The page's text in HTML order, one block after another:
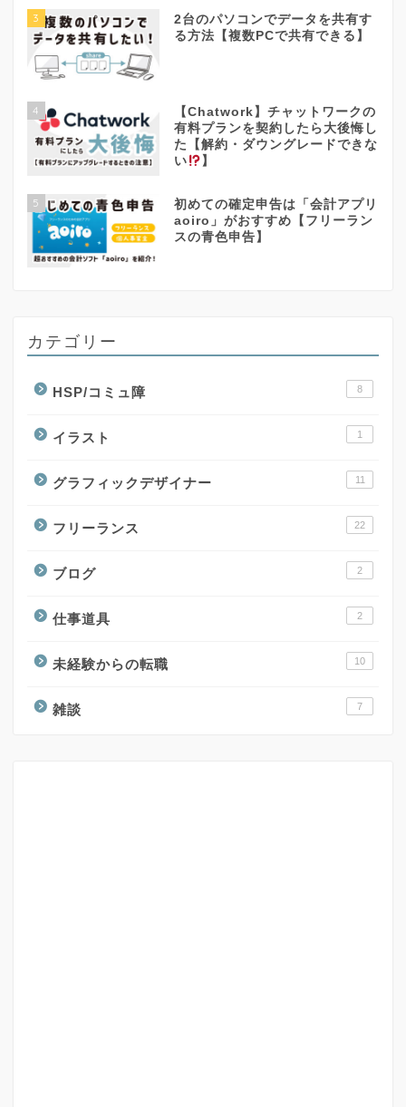
3
2台のパソコンでデータを共有す
る方法【複数PCで共有できる】
4
【Chatwork】チャットワークの
有料プランを契約したら大後悔し
た【解約・ダウングレードできな
い
】
5
初めての確定申告は「会計アプリ
aoiro」がおすすめ【フリーラン
スの青色申告】
カテゴリー
HSP/コミュ障 8
イラスト 1
グラフィックデザイナー 11
フリーランス 22
ブログ 2
仕事道具 2
未経験からの転職 10
雑談 7